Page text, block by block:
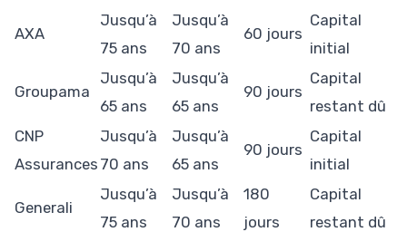
AXA
Jusqu’à
75 ans
Jusqu’à
70 ans
60 jours
Capital
initial
Groupama
Jusqu’à
65 ans
Jusqu’à
65 ans
90 jours
Capital
restant dû
CNP
Assurances
Jusqu’à
70 ans
Jusqu’à
65 ans
90 jours
Capital
initial
Generali
Jusqu’à
75 ans
Jusqu’à
70 ans
180
jours
Capital
restant dû